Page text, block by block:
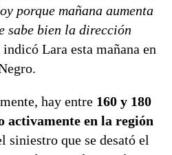
porque mañana aumenta
sabe bien la dirección
indicó Lara esta mañana en
hay entre 160 y 180
activamente en la región
siniestro que se desató el